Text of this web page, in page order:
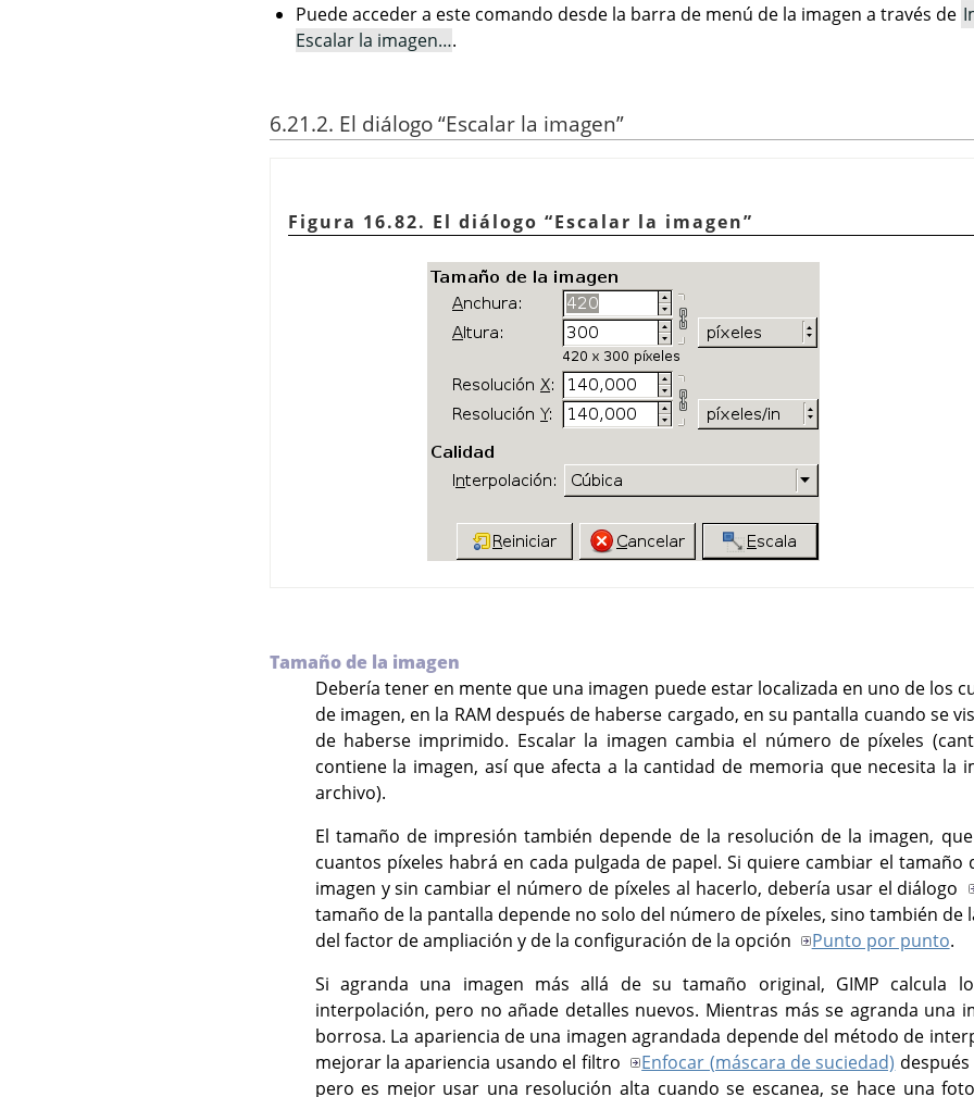
Puede acceder a este comando desde la barra de menú de la imagen a través de
Escalar la imagen….
6.21.2. El diálogo“Escalar la imagen”
Figura 16.82. El diálogo “Escalar la imagen”
Tamaño de la imagen
Debería tener en mente que una imagen puede estar localizada en uno de los
de imagen, en la RAM después de haberse cargado, en su pantalla cuando se
de haberse imprimido. Escalar la imagen cambia el número de píxeles
contiene la imagen, así que afecta a la cantidad de memoria que necesita la
archivo).
El tamaño de impresión también depende de la resolución de la imagen,
cuantos píxeles habrá en cada pulgada de papel. Si quiere cambiar el tamaño
imagen y sin cambiar el número de píxeles al hacerlo, debería usar el diálogo
tamaño de la pantalla depende no solo del número de píxeles, sino también de
del factor de ampliación y de la configuración de la opción
Punto por punto.
Si agranda una imagen más allá de su tamaño original, GIMP calcula
interpolación, pero no añade detalles nuevos. Mientras más se agranda una
borrosa. La apariencia de una imagen agrandada depende del método de
mejorar la apariencia usando el filtro
Enfocar (máscara de suciedad)
pero es mejor usar una resolución alta cuando se escanea, se hace una